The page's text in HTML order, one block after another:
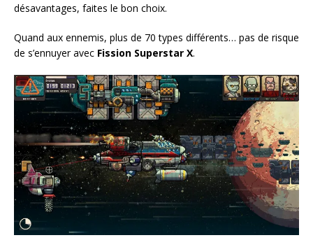
désavantages, faites le bon choix.
Quand aux ennemis, plus de 70 types différents… pas de risque
de s’ennuyer avec Fission Superstar X.